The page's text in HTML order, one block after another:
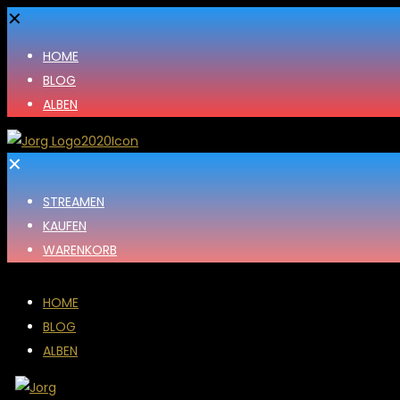
✕
HOME
BLOG
ALBEN
✕
STREAMEN
KAUFEN
WARENKORB
HOME
BLOG
ALBEN